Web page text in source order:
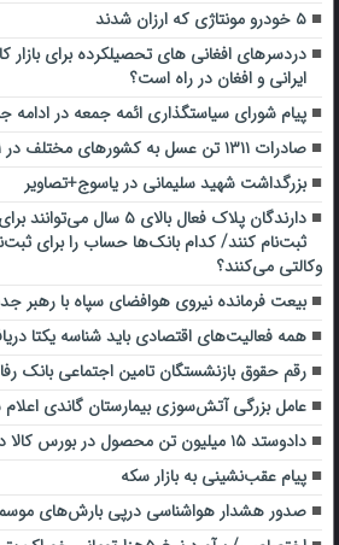
۵ خودرو مونتاژی که ارزان شدند
دردسرهای افغانی های تحصیلکرده برای بازار
ایرانی و افغان در راه است؟
پیام شورای سیاستگذاری ائمه جمعه در
صادرات ۱۳۱۱ تن عسل به کشورهای مختلف در ۱۱ ماه
بزرگداشت شهید سلیمانی در یاسوج+تصاویر
دارندگان پلاک فعال بالای ۵
ثبت‌نام کنند/ کدام بانک‌ها حساب را برای
وکالتی می‌کنند؟
بیعت فرمانده نیروی هوافضای سپاه با رهبر
همه فعالیت‌های اقتصادی باید شناسه یکتا
رقم حقوق بازنشستگان تامین اجتماعی بانک
عامل بزرگی آتش‌سوزی بیمارستان گاندی اعلام
دادوستد ۱۵ میلیون تن محصول در بورس کالا در آذرماه
پیام‌ عقب‌نشینی به بازار سکه
صدور هشدار هواشناسی درپی بارش‌های موسمی برای